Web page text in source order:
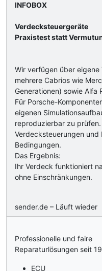
INFOBOX
Verdecksteuergeräte
Praxistest statt
Wir verfügen über
mehrere Cabrios wie
Generationen) sowie Alfa
Für Porsche-
eigenen
reproduzierbar zu
Verdecksteuerungen und
Bedingungen.
Das Ergebnis:
Ihr Verdeck funktioniert
ohne Einschränkungen.
sender.de – Läuft wieder
Professionelle und faire
Reparaturlösungen seit
ECU